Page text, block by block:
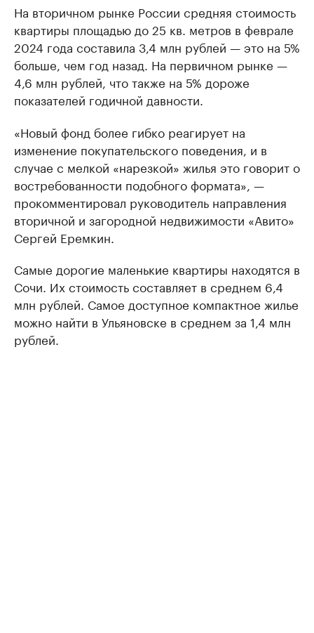
На вторичном рынке России средняя стоимость
квартиры площадью до 25 кв. метров в феврале
2024 года составила 3,4 млн рублей — это на 5%
больше, чем год назад. На первичном рынке —
4,6 млн рублей, что также на 5% дороже
показателей годичной давности.
«Новый фонд более гибко реагирует на
изменение покупательского поведения, и в
случае с мелкой «нарезкой» жилья это говорит о
востребованности подобного формата», —
прокомментировал руководитель направления
вторичной и загородной недвижимости «Авито»
Сергей Еремкин.
Самые дорогие маленькие квартиры находятся в
Сочи. Их стоимость составляет в среднем 6,4
млн рублей. Самое доступное компактное жилье
можно найти в Ульяновске в среднем за 1,4 млн
рублей.